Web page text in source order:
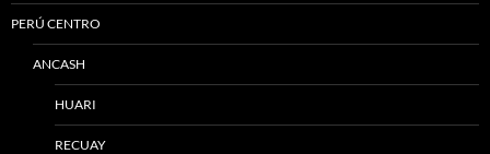
PERÚ CENTRO
ANCASH
HUARI
RECUAY